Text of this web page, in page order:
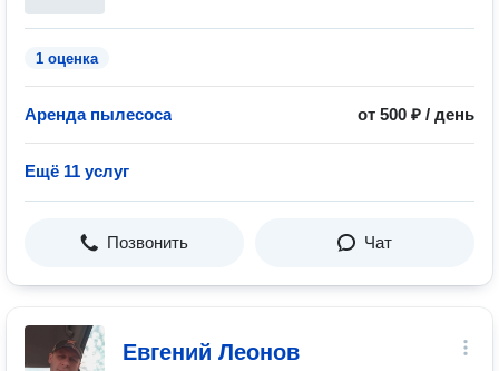
1 оценка
Аренда пылесоса от 500 ₽ / день
Ещё 11 услуг
Позвонить Чат
Евгений Леонов